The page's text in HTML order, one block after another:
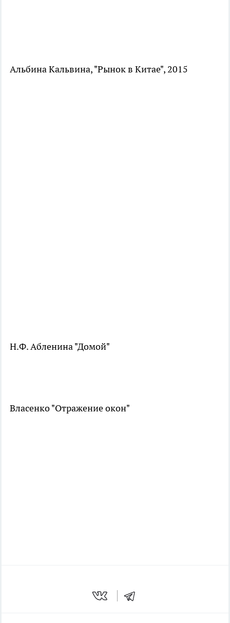
Альбина Кальвина, "Рынок в Китае", 2015
Н.Ф. Абленина "Домой"
Власенко "Отражение окон"